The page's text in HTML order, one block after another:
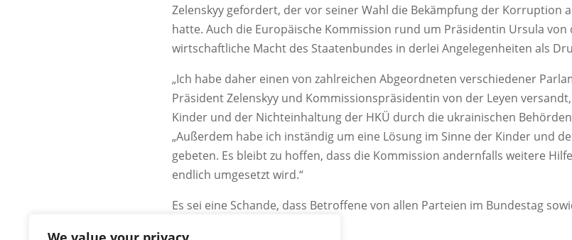
Zelenskyy gefordert, der vor seiner Wahl die Bekämpfung der Korruption
hatte. Auch die Europäische Kommission rund um Präsidentin Ursula
wirtschaftliche Macht des Staatenbundes in derlei Angelegenheiten als
„Ich habe daher einen von zahlreichen Abgeordneten verschiedener
Präsident Zelenskyy und Kommissionspräsidentin von der Leyen
Kinder und der Nichteinhaltung der HKÜ durch die ukrainischen
„Außerdem habe ich inständig um eine Lösung im Sinne der Kinder und
gebeten. Es bleibt zu hoffen, dass die Kommission andernfalls weitere
endlich umgesetzt wird.“
Es sei eine Schande, dass Betroffene von allen Parteien im Bundestag